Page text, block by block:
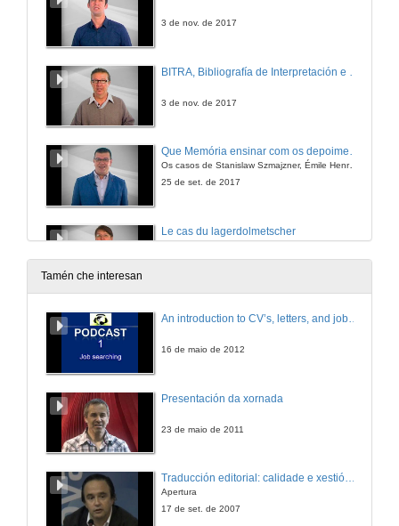
3 de nov. de 2017
3 de nov. de 2017
Que Memória ensinar com os depoimentos dos sobreviventes do Holocausto escritos em português e espanhol?
Os casos de Stanislaw Szmajzner, Émile Henry, Dunia Wasserstrom, Violeta Friedman e Mercedes Núñez Targa.
25 de set. de 2017
Le cas du lagerdolmetscher
Memoria e traducción: o caso particular da práctica da interpretación nos campos de concentración nazis
21 de mar. de 2017
Migración e tradución: a práctica da Tradución e Interpretación no Medio Social (TIMS) en Polonia
A bisagra caqui
Intérpretes como cemento do campo aliado
Tamén che interesan
An introduction to CV’s, letters, and job searching
16 de maio de 2012
Presentación da xornada
23 de maio de 2011
Traducción editorial: calidade e xestión de proxectos
Apertura
17 de set. de 2007